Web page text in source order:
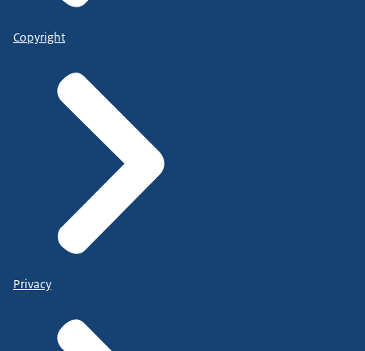
Copyright
Privacy